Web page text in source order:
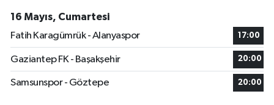
16 Mayıs, Cumartesi
Fatih Karagümrük - Alanyaspor
17:00
Gaziantep FK - Başakşehir 20:00
Samsunspor - Göztepe 20:00